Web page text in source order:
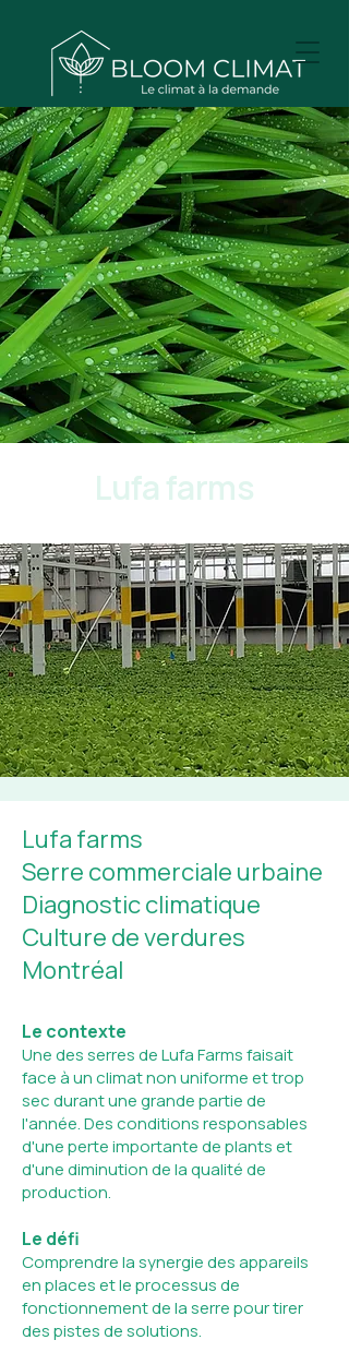
Lufa farms
Lufa farms
Serre commerciale urbaine
Diagnostic climatique
Culture de verdures
Montréal
Le contexte
Une des serres de Lufa Farms faisait
face à un climat non uniforme et trop
sec durant une grande partie de
l'année. Des conditions responsables
d'une perte importante de plants et
d'une diminution de la qualité de
production.
Le défi
Comprendre la synergie des appareils
en places et le processus de
fonctionnement de la serre pour tirer
des pistes de solutions.